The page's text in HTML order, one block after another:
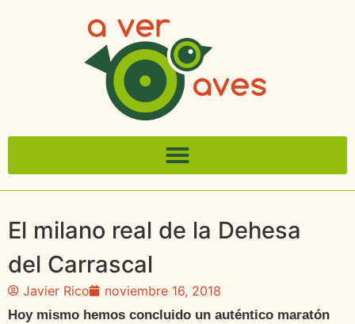
El milano real de la Dehesa
del Carrascal
Javier Rico noviembre 16, 2018
Hoy mismo hemos concluido un auténtico maratón